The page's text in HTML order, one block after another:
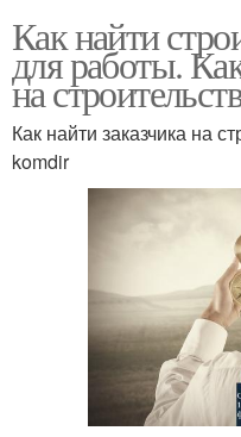
Как найти
для работы.
на
Как найти заказчика на
komdir